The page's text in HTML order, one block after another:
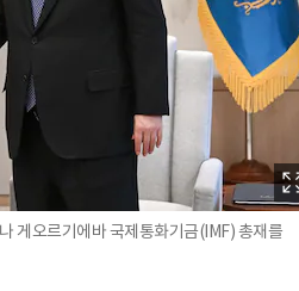
게오르기에바 국제통화기금(IMF) 총재를